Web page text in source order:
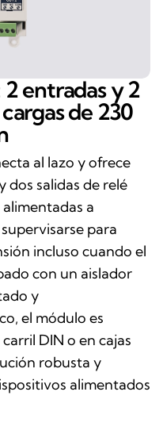
entradas y 2
de 230
al lazo y ofrece
dos salidas de relé
a
para
incluso cuando el
con un aislador
y
el módulo es
DIN o en cajas
robusta y
alimentados